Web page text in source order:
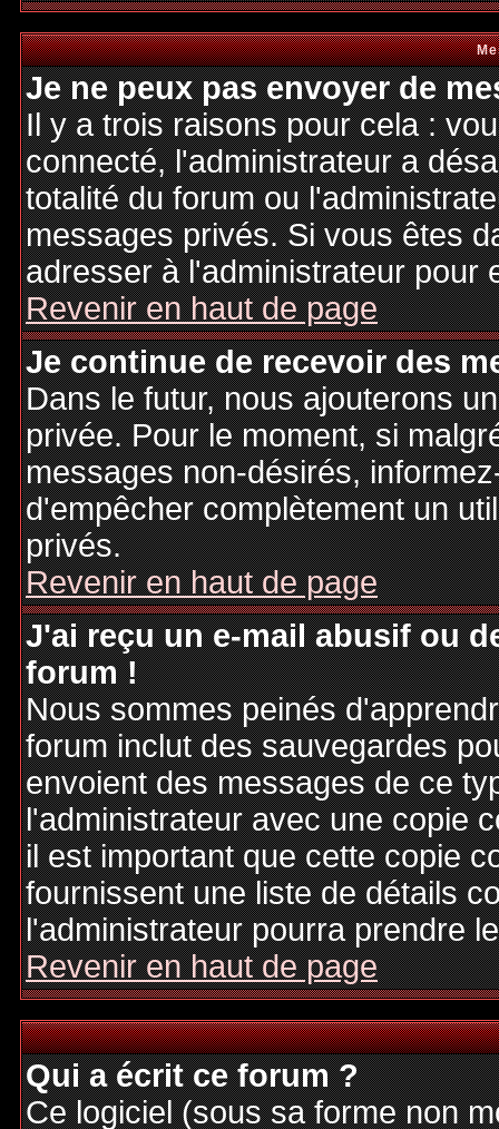
Je ne peux pas envoyer de
Il y a trois raisons pour cela :
connecté, l'administrateur a
totalité du forum ou
messages privés. Si vous êtes
adresser à l'administrateur pour
Revenir en haut de page
Je continue de recevoir des
Dans le futur, nous ajouterons
privée. Pour le moment, si
messages non-désirés,
d'empêcher complètement un
privés.
Revenir en haut de page
J'ai reçu un e-mail abusif ou
forum !
Nous sommes peinés
forum inclut des sauvegardes
envoient des messages de ce
l'administrateur avec une copie
il est important que cette copie
fournissent une liste de détails
l'administrateur pourra prendre
Revenir en haut de page
Qui a écrit ce forum ?
Ce logiciel (sous sa forme non